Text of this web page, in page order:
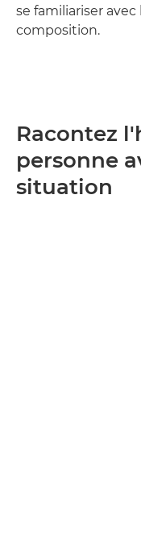
se familiariser
composition.
Racontez
personne
situation